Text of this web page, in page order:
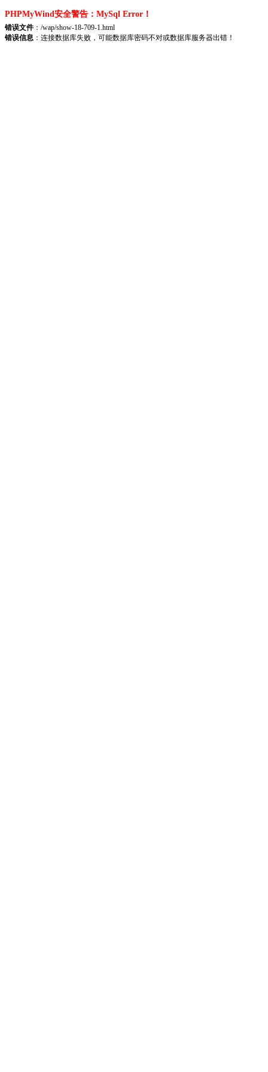
PHPMyWind安全警告：MySql Error！
错误文件：/wap/show-18-709-1.html
错误信息 ：连接数据库失败，可能数据库密码不对或数据库服务器出错！